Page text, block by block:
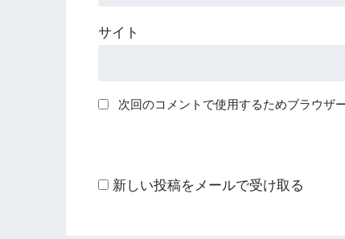
サイト
次回のコメントで使用するためブラウザ
新しい投稿をメールで受け取る